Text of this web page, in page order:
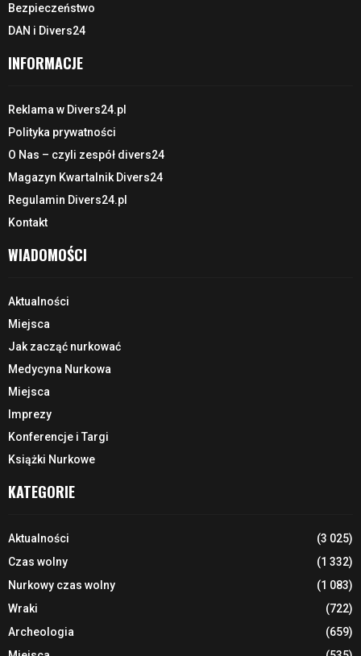
Bezpieczeństwo
DAN i Divers24
INFORMACJE
Reklama w Divers24.pl
Polityka prywatności
O Nas – czyli zespół divers24
Magazyn Kwartalnik Divers24
Regulamin Divers24.pl
Kontakt
WIADOMOŚCI
Aktualności
Miejsca
Jak zacząć nurkować
Medycyna Nurkowa
Miejsca
Imprezy
Konferencje i Targi
Książki Nurkowe
KATEGORIE
Aktualności
(3 025)
Czas wolny
(1 332)
Nurkowy czas wolny
(1 083)
Wraki
(722)
Archeologia
(659)